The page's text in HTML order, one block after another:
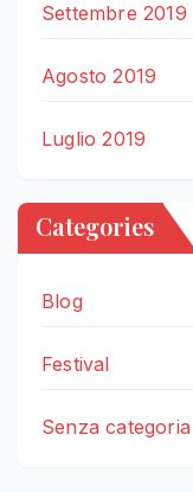
Settembre 2019
Agosto 2019
Luglio 2019
Categories
Blog
Festival
Senza categoria